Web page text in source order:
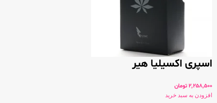
اسپری اکسیلیا هیر
2,258,500 تومان
افزودن به سبد خرید